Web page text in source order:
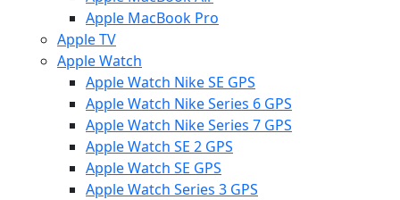
Apple MacBook Pro
Apple TV
Apple Watch
Apple Watch Nike SE GPS
Apple Watch Nike Series 6 GPS
Apple Watch Nike Series 7 GPS
Apple Watch SE 2 GPS
Apple Watch SE GPS
Apple Watch Series 3 GPS